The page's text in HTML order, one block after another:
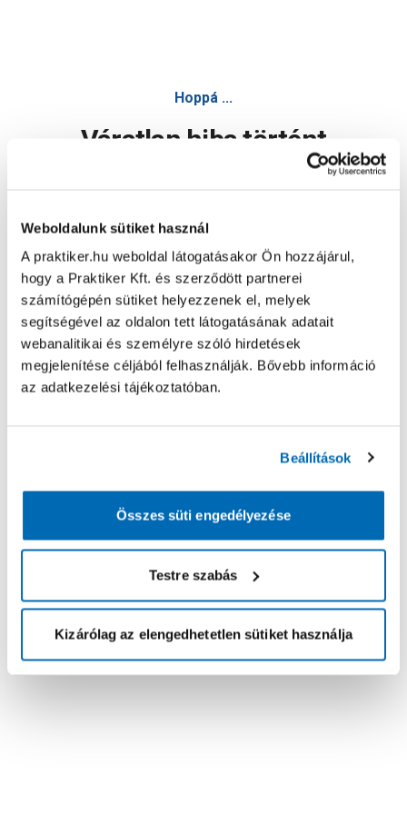
Weboldalunk sütiket használ
A praktiker.hu weboldal látogatásakor Ön hozzájárul,
hogy a Praktiker Kft. és szerződött partnerei
számítógépén sütiket helyezzenek el, melyek
segítségével az oldalon tett látogatásának adatait
webanalitikai és személyre szóló hirdetések
megjelenítése céljából felhasználják. Bővebb információ
az adatkezelési tájékoztatóban.
Beállítások
Összes süti engedélyezése
Testre szabás
Kizárólag az elengedhetetlen sütiket használja
Hoppá ...
Váratlan hiba történt
Oldal újratöltése